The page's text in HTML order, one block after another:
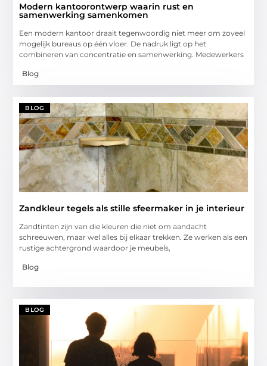
Modern kantoorontwerp waarin rust en
samenwerking samenkomen
Een modern kantoor draait tegenwoordig niet meer om zoveel
mogelijk bureaus op één vloer. De nadruk ligt op het
combineren van concentratie en samenwerking. Medewerkers
Blog
BLOG
Zandkleur tegels als stille sfeermaker in je interieur
Zandtinten zijn van die kleuren die niet om aandacht
schreeuwen, maar wel alles bij elkaar trekken. Ze werken als een
rustige achtergrond waardoor je meubels,
Blog
BLOG